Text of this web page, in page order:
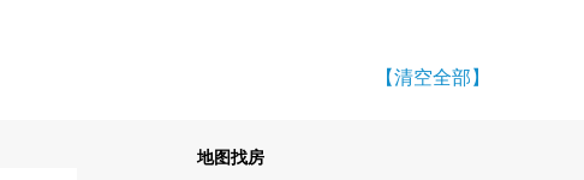
【清空全部】
地图找房